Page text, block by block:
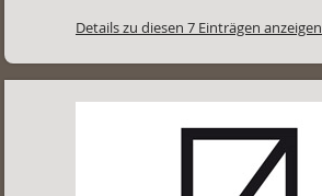
Details zu diesen 7 Einträgen anzeigen